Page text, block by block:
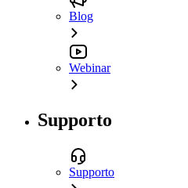
Blog
Webinar
Supporto
Supporto